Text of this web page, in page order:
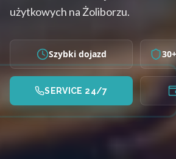
użytkowych na Żoliborzu.
Szybki dojazd
SERVICE 24/7